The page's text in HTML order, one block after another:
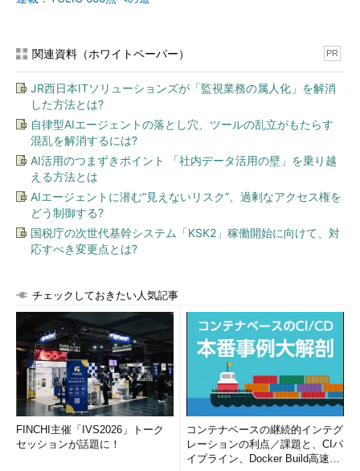
関連資料（ホワイトペーパー） PR
JR西日本ITソリューションズが「監視業務の属人化」を解消
した方法とは?
自律型AIエージェントの落とし穴、ツールの乱立がもたらす
混乱を解消するには?
AI活用のつまずきポイント 「社内データ活用の壁」を乗り越
える方法とは
AIエージェントに潜む“見えないリスク”、過剰なアクセス権を
どう制御する?
国税庁の次世代基幹システム「KSK2」稼働開始に向けて、対
応すべき変更点とは?
チェックしておきたい人気記事
FINCHI主催「IVS2026」トーク
セッションが話題に！
コンテナベースの継続的インテグ
レーションの利点／課題と、CIパ
イプライン、Docker Build高速化